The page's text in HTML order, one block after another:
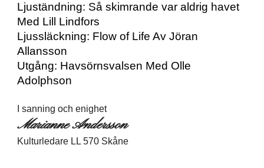
Ljuständning: Så skimrande var aldrig havet
Med Lill Lindfors
Ljussläckning: Flow of Life Av Jöran
Allansson
Utgång: Havsörnsvalsen Med Olle
Adolphson
I sanning och enighet
Marianne Andersson
Kulturledare LL 570 Skåne